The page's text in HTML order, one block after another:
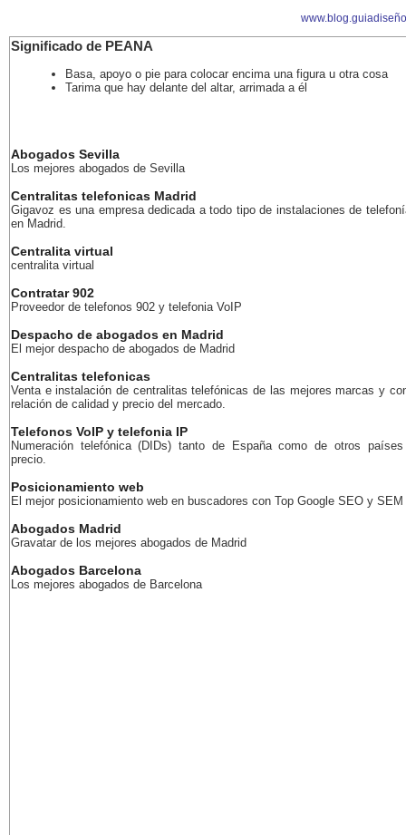
Significado de PEANA
Basa, apoyo o pie para colocar encima una figura u otra cosa
Tarima que hay delante del altar, arrimada a él
Abogados Sevilla
Los mejores abogados de Sevilla
Centralitas telefonicas Madrid
Gigavoz es una empresa dedicada a todo tipo de instalaciones de
en Madrid.
Centralita virtual
centralita virtual
Contratar 902
Proveedor de telefonos 902 y telefonia VoIP
Despacho de abogados en Madrid
El mejor despacho de abogados de Madrid
Centralitas telefonicas
Venta e instalación de centralitas telefónicas de las mejores marcas y
relación de calidad y precio del mercado.
Telefonos VoIP y telefonia IP
Numeración telefónica (DIDs) tanto de España como de otros
precio.
Posicionamiento web
El mejor posicionamiento web en buscadores con Top Google SEO y SEM
Abogados Madrid
Gravatar de los mejores abogados de Madrid
Abogados Barcelona
Los mejores abogados de Barcelona